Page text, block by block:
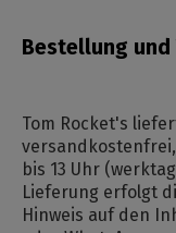
Bestellung und
Tom Rocket's
versandkostenfrei,
bis 13 Uhr
Lieferung erfolgt
Hinweis auf den